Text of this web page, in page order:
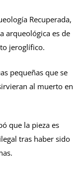
Recuperada,
arqueológica es de
jeroglífico.
pequeñas que se
al muerto en
que la pieza es
tras haber sido